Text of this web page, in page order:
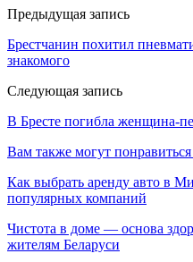
Предыдущая запись
Брестчанин похитил
знакомого
Следующая запись
В Бресте погибла женщина-
Вам также могут понравиться
Как выбрать аренду авто в
популярных компаний
Чистота в доме — основа
жителям Беларуси